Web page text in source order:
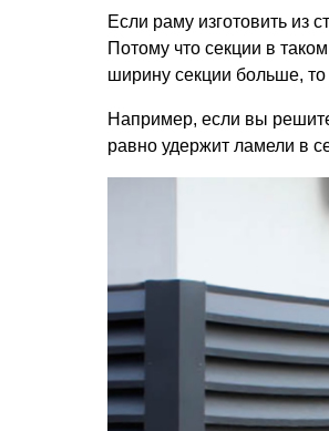
Если раму изготовить из
Потому что секции в
ширину секции больше,
Например, если вы
равно удержит ламели в